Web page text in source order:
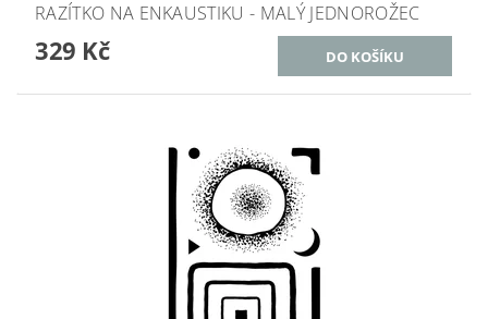
RAZÍTKO NA ENKAUSTIKU - MALÝ JEDNOROŽEC
329 Kč